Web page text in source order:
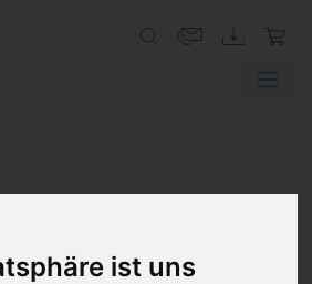
ist uns